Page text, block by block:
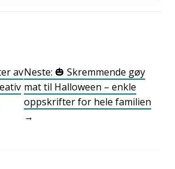
avNeste: 🎃 Skremmende gøy
mat til Halloween – enkle
oppskrifter for hele familien
→